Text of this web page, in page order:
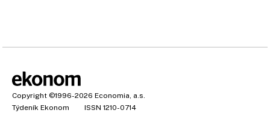
Copyright ©1996-2026 Economia, a.s.
Týdeník Ekonom
ISSN 1210-0714